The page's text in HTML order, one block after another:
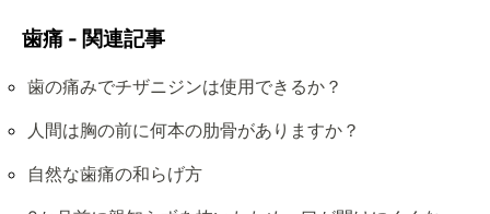
歯痛 - 関連記事
歯の痛みでチザニジンは使用できるか？
人間は胸の前に何本の肋骨がありますか？
自然な歯痛の和らげ方